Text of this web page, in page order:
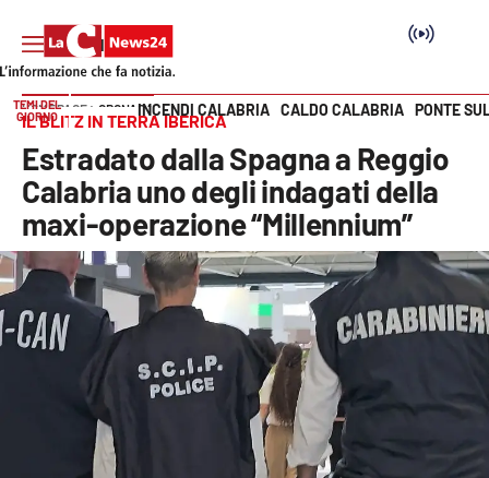
SEZIONI
Cronaca
Politica
Attualità
Economia e lavoro
Italia Mondo
Vai
TEMI DEL
GIORNO
INCENDI CALABRIA CALDO CALABRIA PONTE
HOME PAGE CRONACA
IL BLITZ IN TERRA IBERICA
Estradato dalla Spagna a Reggio
Calabria uno degli indagati della
maxi-operazione “Millennium”